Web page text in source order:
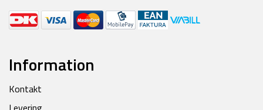
Information
Kontakt